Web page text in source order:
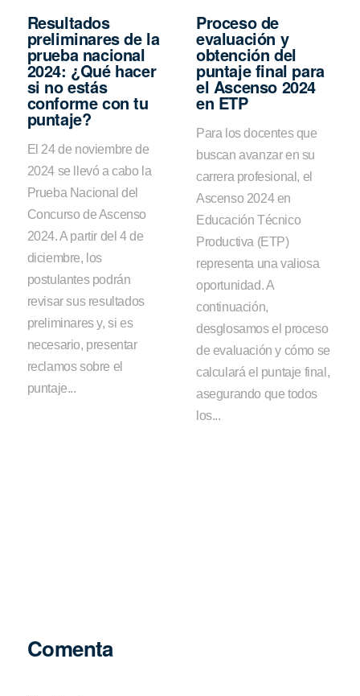
Resultados
preliminares de la
prueba nacional
2024: ¿Qué hacer
si no estás
conforme con tu
puntaje?
El 24 de noviembre de
2024 se llevó a cabo la
Prueba Nacional del
Concurso de Ascenso
2024. A partir del 4 de
diciembre, los
postulantes podrán
revisar sus resultados
preliminares y, si es
necesario, presentar
reclamos sobre el
puntaje...
Proceso de
evaluación y
obtención del
puntaje final para
el Ascenso 2024
en ETP
Para los docentes que
buscan avanzar en su
carrera profesional, el
Ascenso 2024 en
Educación Técnico
Productiva (ETP)
representa una valiosa
oportunidad. A
continuación,
desglosamos el proceso
de evaluación y cómo se
calculará el puntaje final,
asegurando que todos
los...
Comenta